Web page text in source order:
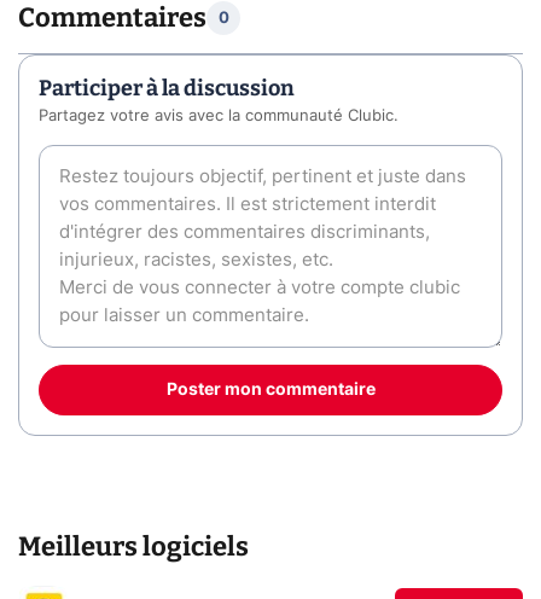
Commentaires 0
Participer à la discussion
Partagez votre avis avec la communauté Clubic.
Poster mon commentaire
Meilleurs logiciels